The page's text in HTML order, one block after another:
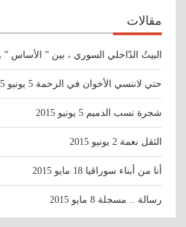
مقالات
البيتُ الدّاخلي السوري ، بين ” الأساس ”
حتي لاننسي الأخوان في الزحمة 5 يونيو 2015
شجرة نسب الدميم 5 يونيو 2015
الثقل نعمة 2 يونيو 2015
أنا من أبناء سوراقيا 18 مايو 2015
رسالة .. مسجلة 8 مايو 2015